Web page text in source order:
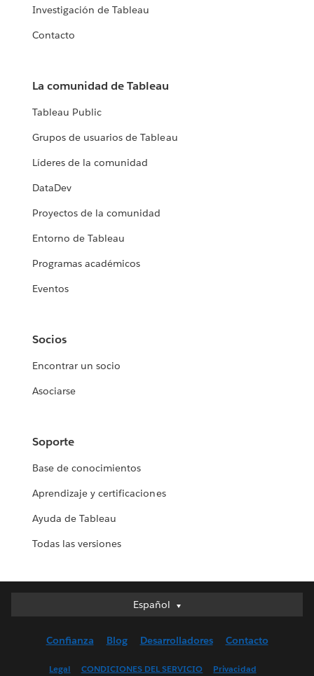
Investigación de Tableau
Contacto
La comunidad de Tableau
Tableau Public
Grupos de usuarios de Tableau
Líderes de la comunidad
DataDev
Proyectos de la comunidad
Entorno de Tableau
Programas académicos
Eventos
Socios
Encontrar un socio
Asociarse
Soporte
Base de conocimientos
Aprendizaje y certificaciones
Ayuda de Tableau
Todas las versiones
Español
Español
English (UK)
Confianza Blog Desarrolladores Contacto
Legal CONDICIONES DEL SERVICIO Privacidad